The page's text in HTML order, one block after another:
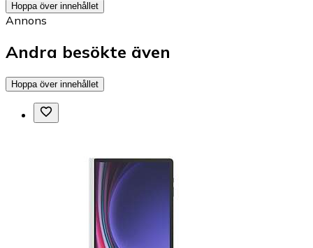
Hoppa över innehållet
Annons
Andra besökte även
Hoppa över innehållet